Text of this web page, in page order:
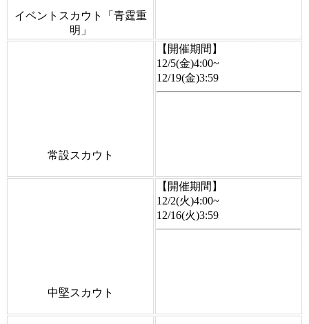
イベントスカウト「青霆重
明」
常設スカウト
【開催期間】
12/5(金)4:00~
12/19(金)3:59
中堅スカウト
【開催期間】
12/2(火)4:00~
12/16(火)3:59